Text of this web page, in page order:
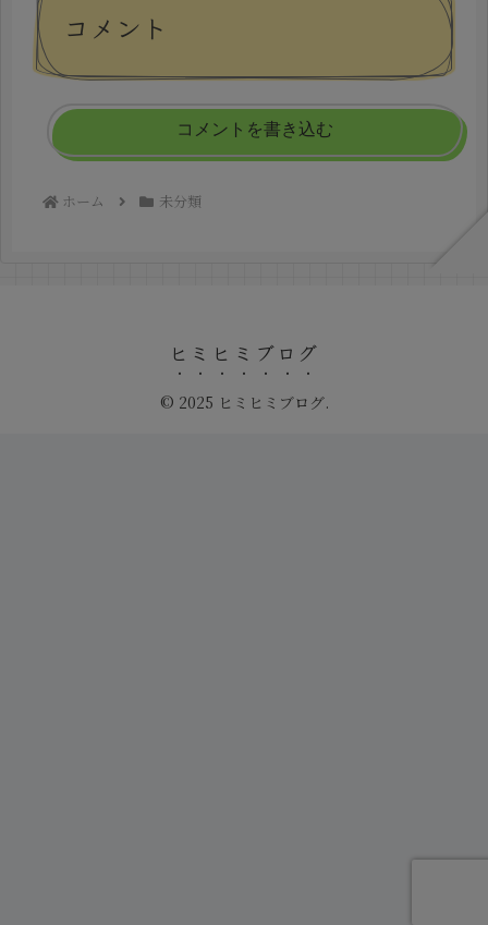
コメント
コメントを書き込む
ホーム 未分類
ヒミヒミブログ
© 2025 ヒミヒミブログ.